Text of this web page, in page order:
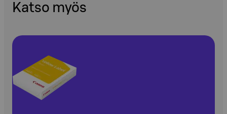
Katso myös